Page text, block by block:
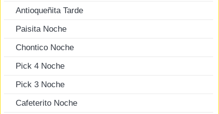
Antioqueñita Tarde
Paisita Noche
Chontico Noche
Pick 4 Noche
Pick 3 Noche
Cafeterito Noche